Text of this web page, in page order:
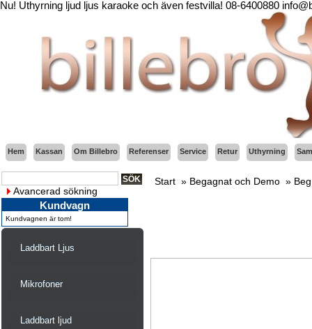
Nu! Uthyrning ljud ljus karaoke och även festvilla! 08-6400880
Hem Kassan Om Billebro Referenser Service Retur Uthyrning
Avancerad sökning
Kundvagn
Kundvagnen är tom!
Laddbart Ljus
Mikrofoner
Laddbart ljud
Start » Begagnat och Demo »